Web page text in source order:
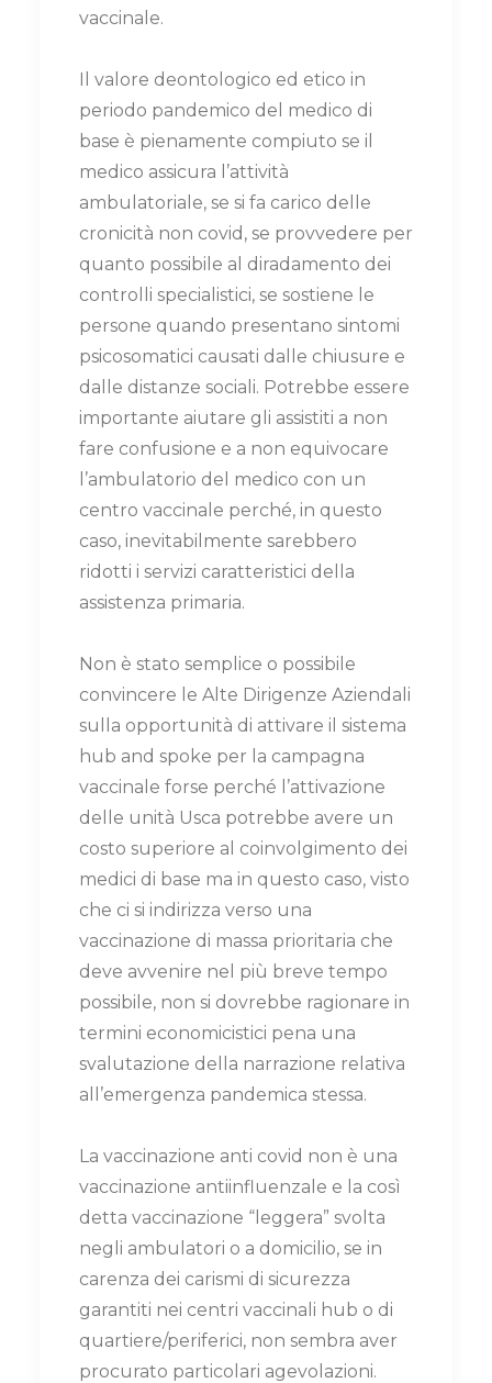
vaccinale.
Il valore deontologico ed etico in
periodo pandemico del medico di
base è pienamente compiuto se il
medico assicura l’attività
ambulatoriale, se si fa carico delle
cronicità non covid, se provvedere per
quanto possibile al diradamento dei
controlli specialistici, se sostiene le
persone quando presentano sintomi
psicosomatici causati dalle chiusure e
dalle distanze sociali. Potrebbe essere
importante aiutare gli assistiti a non
fare confusione e a non equivocare
l’ambulatorio del medico con un
centro vaccinale perché, in questo
caso, inevitabilmente sarebbero
ridotti i servizi caratteristici della
assistenza primaria.
Non è stato semplice o possibile
convincere le Alte Dirigenze Aziendali
sulla opportunità di attivare il sistema
hub and spoke per la campagna
vaccinale forse perché l’attivazione
delle unità Usca potrebbe avere un
costo superiore al coinvolgimento dei
medici di base ma in questo caso, visto
che ci si indirizza verso una
vaccinazione di massa prioritaria che
deve avvenire nel più breve tempo
possibile, non si dovrebbe ragionare in
termini economicistici pena una
svalutazione della narrazione relativa
all’emergenza pandemica stessa.
La vaccinazione anti covid non è una
vaccinazione antiinfluenzale e la così
detta vaccinazione “leggera” svolta
negli ambulatori o a domicilio, se in
carenza dei carismi di sicurezza
garantiti nei centri vaccinali hub o di
quartiere/periferici, non sembra aver
procurato particolari agevolazioni.